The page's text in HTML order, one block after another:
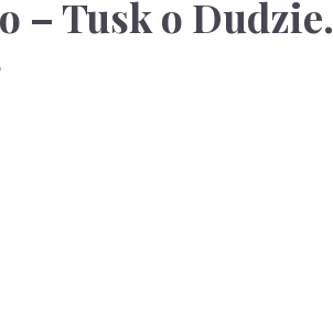
– Tusk o Dudzie.